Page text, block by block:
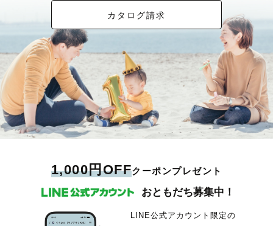
カタログ請求
1,000円OFFクーポンプレゼント
おともだち募集中！
LINE公式アカウント限定の